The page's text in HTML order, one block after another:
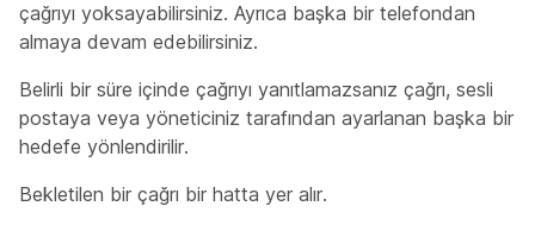
çağrıyı yoksayabilirsiniz. Ayrıca başka bir telefondan
almaya devam edebilirsiniz.
Belirli bir süre içinde çağrıyı yanıtlamazsanız çağrı, sesli
postaya veya yöneticiniz tarafından ayarlanan başka bir
hedefe yönlendirilir.
Bekletilen bir çağrı bir hatta yer alır.